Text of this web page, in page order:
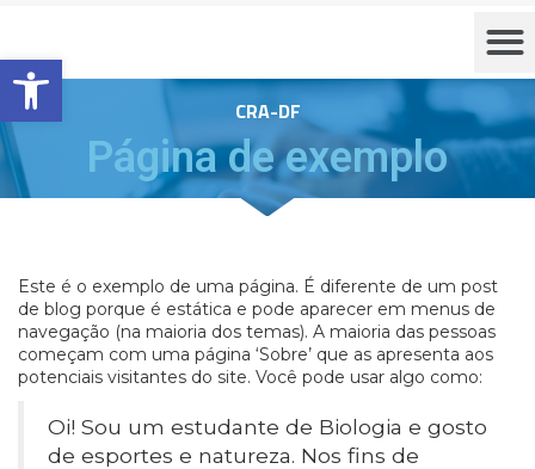
Barra de Ferramentas Aberta
CRA-DF
Página de exemplo
Este é o exemplo de uma página. É diferente de um post
de blog porque é estática e pode aparecer em menus de
navegação (na maioria dos temas). A maioria das pessoas
começam com uma página ‘Sobre’ que as apresenta aos
potenciais visitantes do site. Você pode usar algo como:
Oi! Sou um estudante de Biologia e gosto
de esportes e natureza. Nos fins de